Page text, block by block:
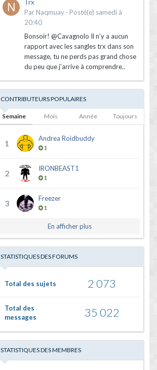
Trx
Par Naqmuay · Posté(e) samedi à
20:40
Bonsoir! @Cavagnolo Il n’y a aucun
rapport avec les sangles trx dans son
message, tu ne perds pas grand chose
du peu que j’arrive à comprendre..
CONTRIBUTEURS POPULAIRES
Semaine Mois Année Toujours
1 Andrea Roidbuddy
1
2 IRONBEAST1
1
3 Freezer
1
En afficher plus
STATISTIQUES DES FORUMS
Total des sujets 2 073
Total des
messages
35 022
STATISTIQUES DES MEMBRES